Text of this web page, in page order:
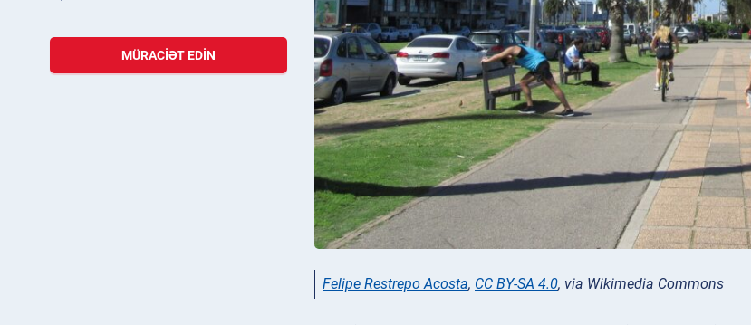
MÜRACIƏT EDIN
Felipe Restrepo Acosta, CC BY-SA 4.0, via Wikimedia Commons